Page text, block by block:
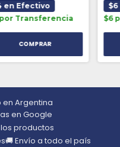
en Efectivo
Transferencia
$6
en Argentina
en Google
productos
🚚 Envío a todo el país